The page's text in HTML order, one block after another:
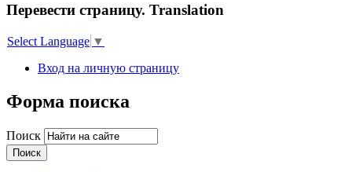
Перевести страницу. Translation
Select Language ▼
Вход на личную страницу
Форма поиска
Поиск